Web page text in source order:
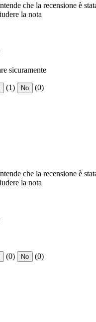
che la recensione è
la nota
sicuramente
(1) No (0)
che la recensione è
la nota
(0) No (0)